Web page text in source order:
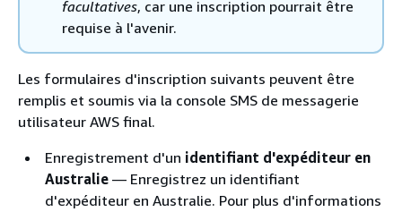
facultatives, car une inscription pourrait être
requise à l'avenir.
Les formulaires d'inscription suivants peuvent être
remplis et soumis via la console SMS de messagerie
utilisateur AWS final.
Enregistrement d'un identifiant d'expéditeur en
Australie — Enregistrez un identifiant
d'expéditeur en Australie. Pour plus d'informations